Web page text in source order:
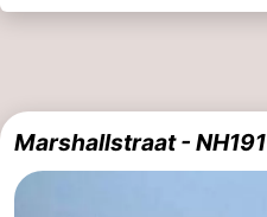
Den
Haag
-
Rotterdam
-
Marshallstraat - NH191